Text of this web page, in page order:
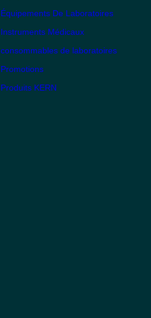
Équipements De Laboratoires
Instruments Médicaux
consommables de laboratoires
Promotions
Produits KERN